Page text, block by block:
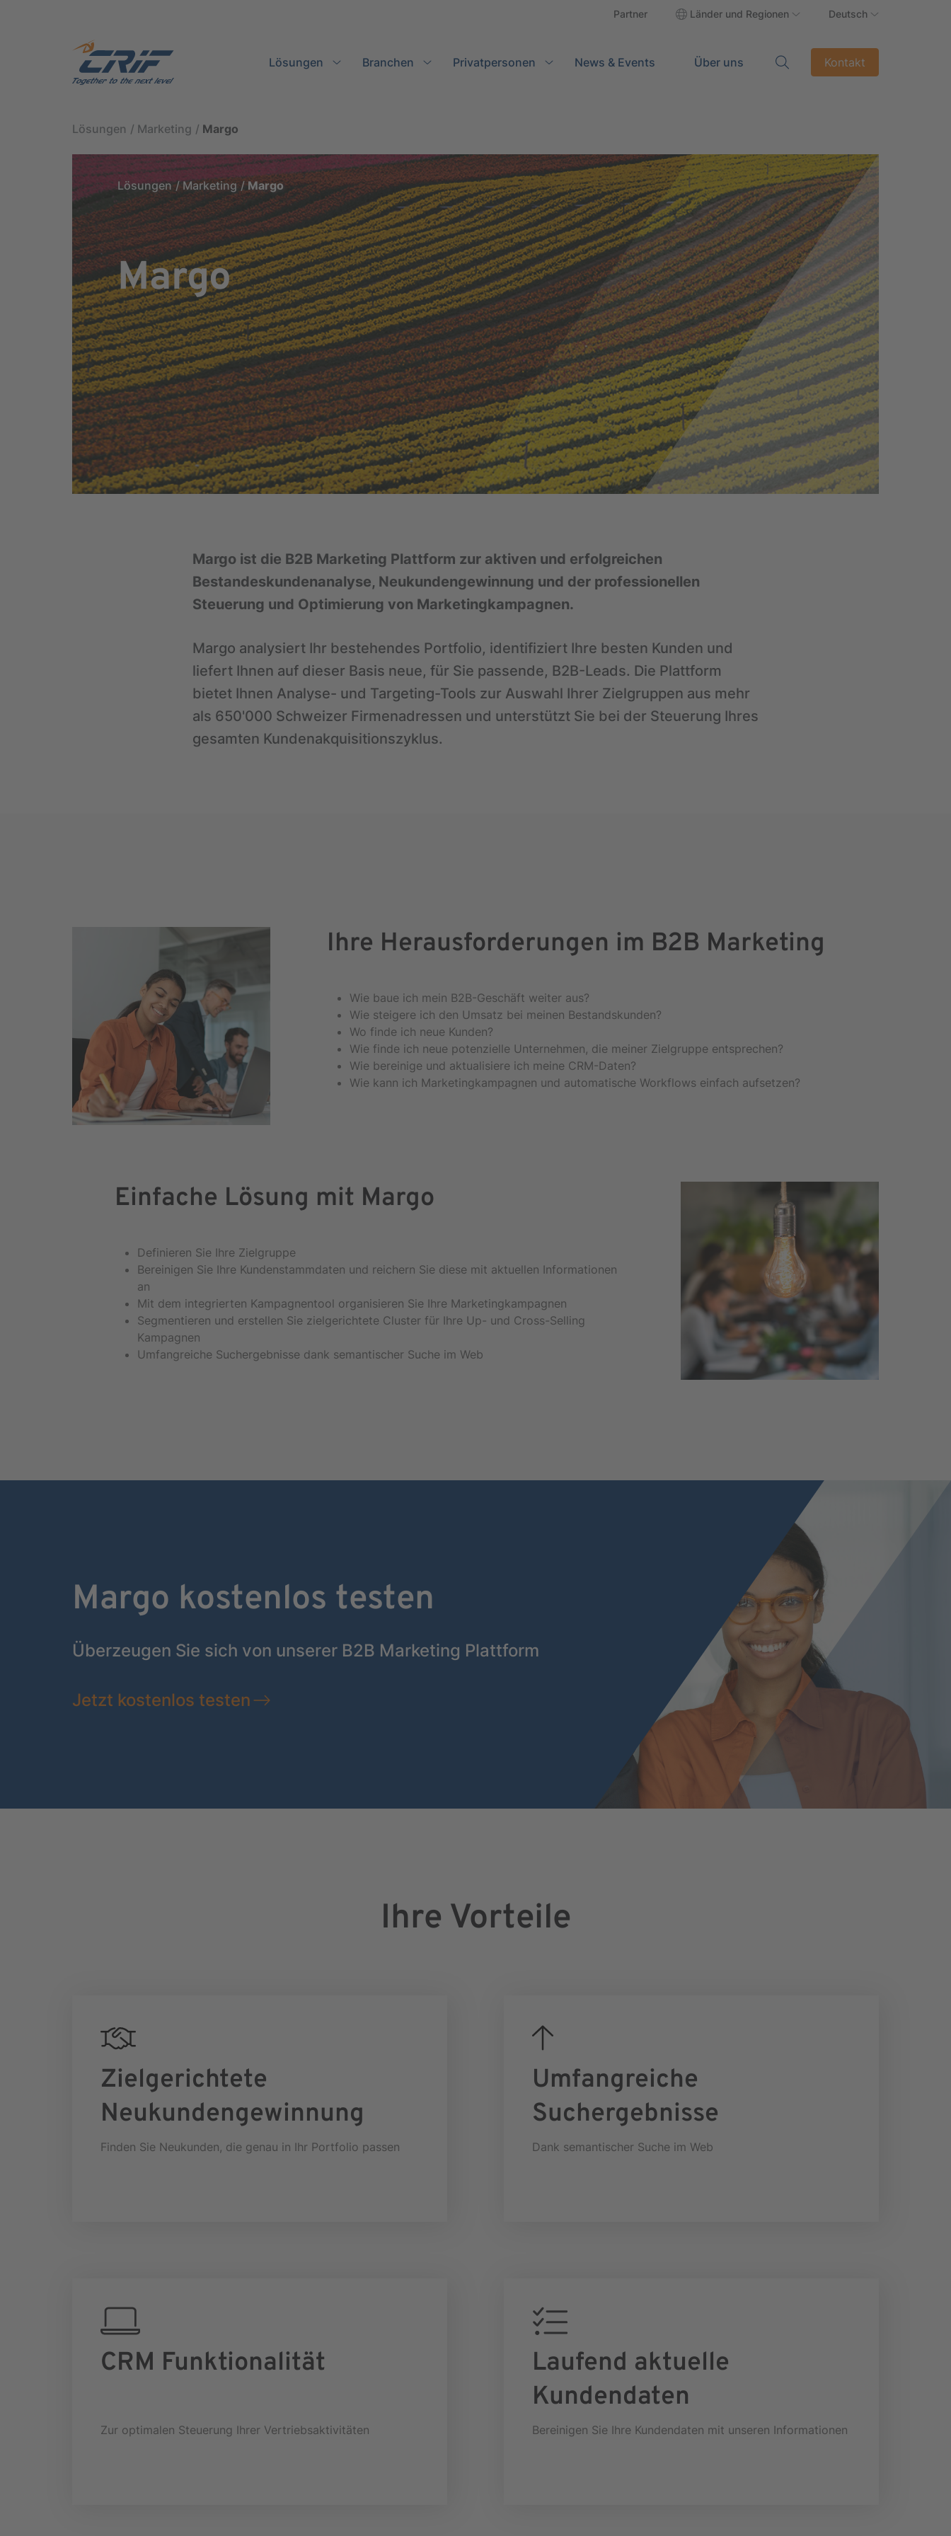
Partner Länder und Regionen Deutsch
Lösungen Branchen Privatpersonen News & Events Über uns
Search Kontakt
Lösungen Marketing Margo
Lösungen Marketing Margo
Margo
Margo ist die B2B Marketing Plattform zur aktiven und erfolgreichen
Bestandeskundenanalyse, Neukundengewinnung und der professionellen
Steuerung und Optimierung von Marketingkampagnen.
Margo analysiert Ihr bestehendes Portfolio, identifiziert Ihre besten Kunden und
liefert Ihnen auf dieser Basis neue, für Sie passende, B2B-Leads. Die Plattform
bietet Ihnen Analyse- und Targeting-Tools zur Auswahl Ihrer Zielgruppen aus mehr
als 650'000 Schweizer Firmenadressen und unterstützt Sie bei der Steuerung Ihres
gesamten Kundenakquisitionszyklus.
Ihre Herausforderungen im B2B Marketing
Wie baue ich mein B2B-Geschäft weiter aus?
Wie steigere ich den Umsatz bei meinen Bestandskunden?
Wo finde ich neue Kunden?
Wie finde ich neue potenzielle Unternehmen, die meiner Zielgruppe entsprechen?
Wie bereinige und aktualisiere ich meine CRM-Daten?
Wie kann ich Marketingkampagnen und automatische Workflows einfach aufsetzen?
Einfache Lösung mit Margo
Definieren Sie Ihre Zielgruppe
Bereinigen Sie Ihre Kundenstammdaten und reichern Sie diese mit aktuellen Informationen
an
Mit dem integrierten Kampagnentool organisieren Sie Ihre Marketingkampagnen
Segmentieren und erstellen Sie zielgerichtete Cluster für Ihre Up- und Cross-Selling
Kampagnen
Umfangreiche Suchergebnisse dank semantischer Suche im Web
Margo kostenlos testen
Überzeugen Sie sich von unserer B2B Marketing Plattform
Jetzt kostenlos testen
Ihre Vorteile
Zielgerichtete
Neukundengewinnung
Finden Sie Neukunden, die genau in Ihr Portfolio passen
Umfangreiche
Suchergebnisse
Dank semantischer Suche im Web
CRM Funktionalität
Zur optimalen Steuerung Ihrer Vertriebsaktivitäten
Laufend aktuelle
Kundendaten
Bereinigen Sie Ihre Kundendaten mit unseren Informationen